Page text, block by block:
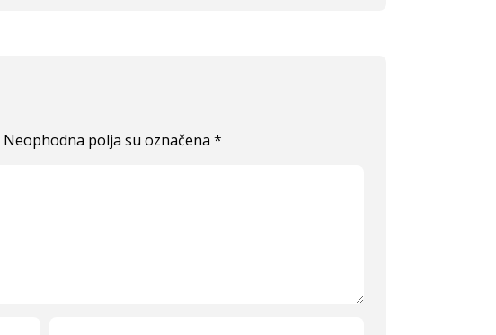
Neophodna polja su označena *